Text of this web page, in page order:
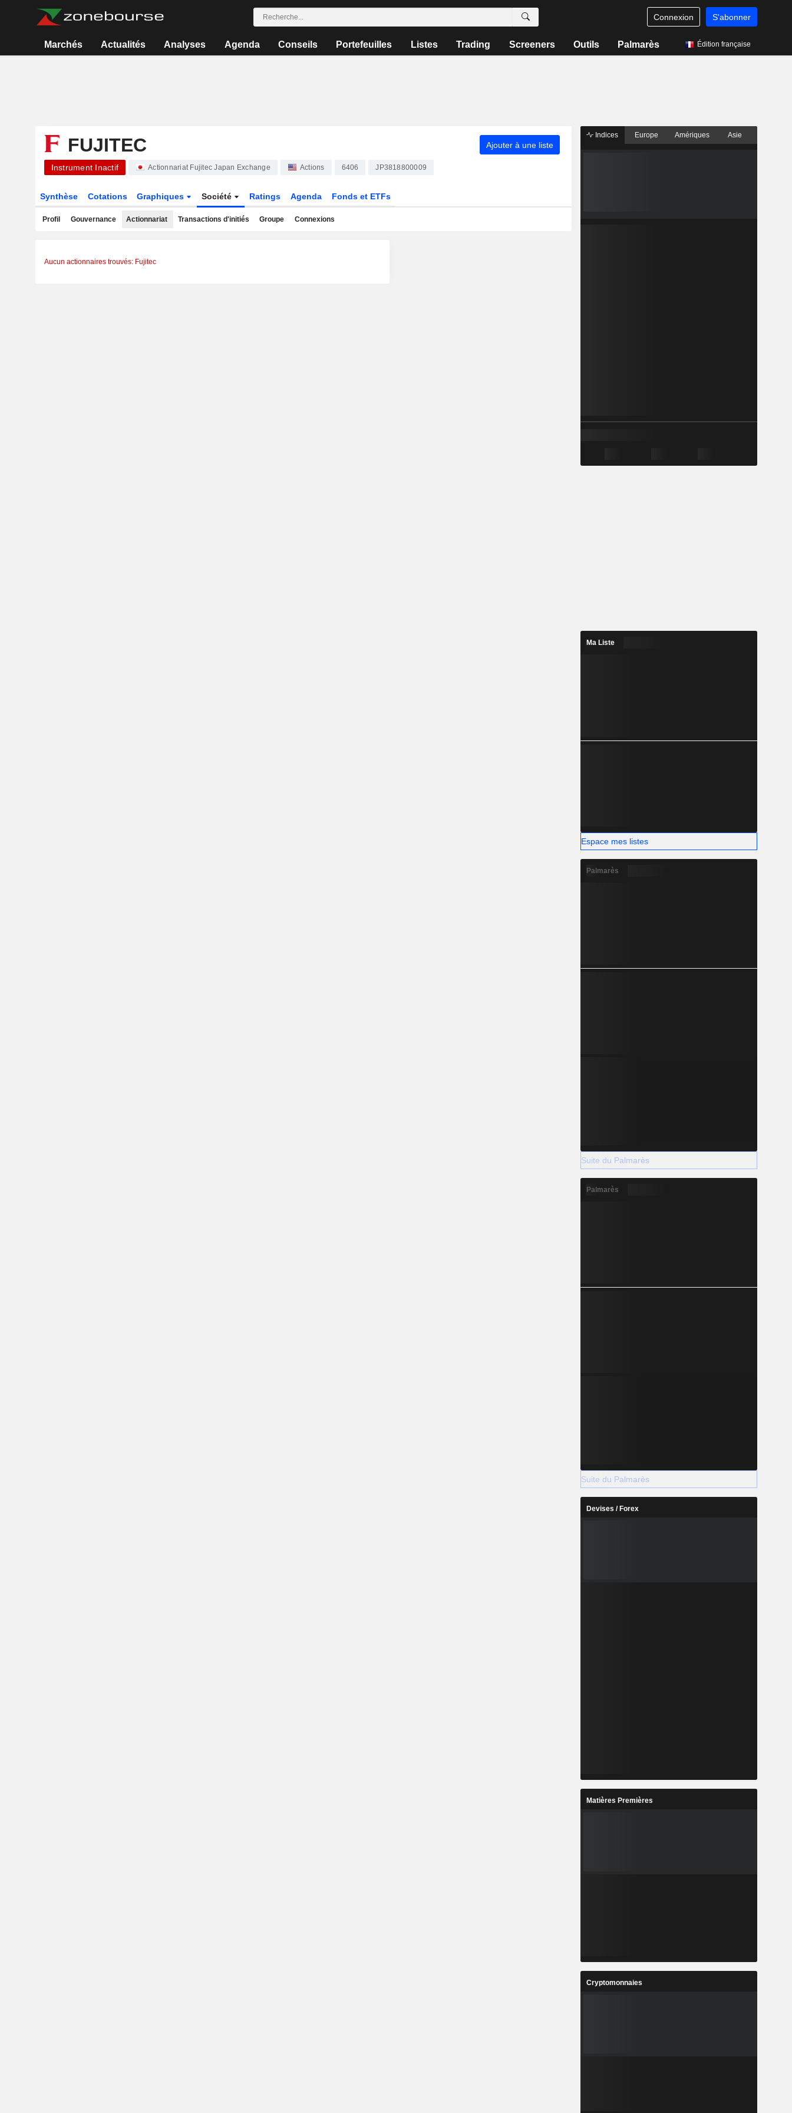
Connexion S'abonner
Marchés Actualités Analyses Agenda Conseils Portefeuilles Listes Trading Screeners Outils Palmarès Édition française
FUJITEC Ajouter à une liste
Instrument Inactif Actionnariat Fujitec Japan Exchange Actions 6406 JP3818800009
Synthèse Cotations Graphiques Société Ratings Agenda Fonds et ETFs
Profil Gouvernance Actionnariat Transactions d'initiés Groupe Connexions
Aucun actionnaires trouvés: Fujitec
Indices Europe Amériques Asie
Ma Liste
Espace mes listes
Palmarès
Suite du Palmarès
Palmarès
Suite du Palmarès
Devises / Forex
Matières Premières
Cryptomonnaies